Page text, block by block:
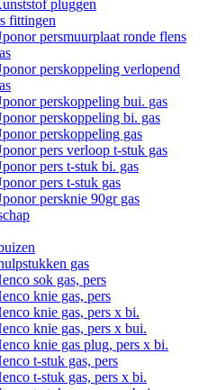
pluggen
fittingen
persmuurplaat ronde flens
perskoppeling verlopend
perskoppeling bui. gas
perskoppeling bi. gas
perskoppeling gas
pers verloop t-stuk gas
pers t-stuk bi. gas
pers t-stuk gas
persknie 90gr gas
gas
sok gas, pers
knie gas, pers
knie gas, pers x bi.
knie gas, pers x bui.
knie gas plug, pers x bi.
t-stuk gas, pers
t-stuk gas, pers x bi.